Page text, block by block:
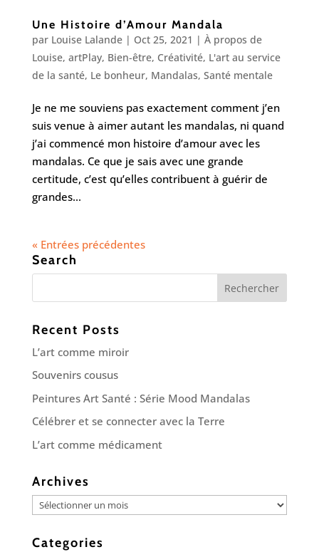
Une Histoire d’Amour Mandala
par Louise Lalande| Oct 25, 2021 | À propos de
Louise, artPlay, Bien-être, Créativité, L'art au service
de la santé, Le bonheur, Mandalas, Santé mentale
Je ne me souviens pas exactement comment j’en
suis venue à aimer autant les mandalas, ni quand
j’ai commencé mon histoire d’amour avec les
mandalas. Ce que je sais avec une grande
certitude, c’est qu’elles contribuent à guérir de
grandes...
« Entrées précédentes
Search
Recent Posts
L’art comme miroir
Souvenirs cousus
Peintures Art Santé : Série Mood Mandalas
Célébrer et se connecter avec la Terre
L’art comme médicament
Archives
Archives
Categories